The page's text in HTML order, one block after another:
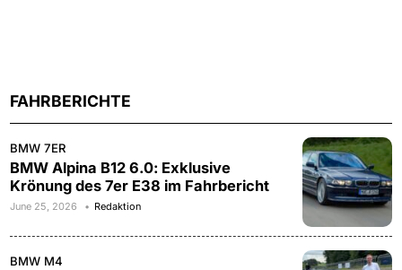
FAHRBERICHTE
BMW 7ER
BMW Alpina B12 6.0: Exklusive
Krönung des 7er E38 im Fahrbericht
June 25, 2026 Redaktion
BMW M4